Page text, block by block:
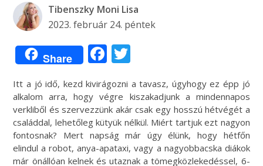
Tibenszky Moni Lisa
2023. február 24. péntek
Share Facebook
Itt a jó idő, kezd kivirágozni a tavasz, úgyhogy ez épp jó
alkalom arra, hogy végre kiszakadjunk a mindennapos
verkliből és szervezzünk akár csak egy hosszú hétvégét a
családdal, lehetőleg kütyük nélkül. Miért tartjuk ezt nagyon
fontosnak? Mert napság már úgy élünk, hogy hétfőn
elindul a robot, anya-apataxi, vagy a nagyobbacska diákok
már önállóan kelnek és utaznak a tömegközlekedéssel, 6-